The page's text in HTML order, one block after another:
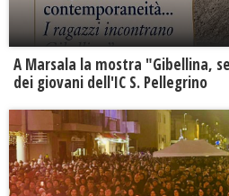
A Marsala la mostra "Gibellina,
dei giovani dell'IC S. Pellegrino